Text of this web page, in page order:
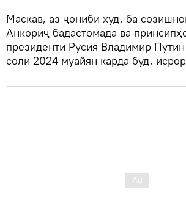
Маскав, аз ҷониби худ, ба
Анкориҷ бадастомада ва
президенти Русия Владимир
соли 2024 муайян карда буд,